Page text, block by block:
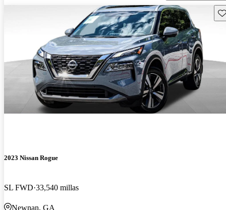
2023 Nissan Rogue
SL FWD 33,540 millas
Newnan, GA